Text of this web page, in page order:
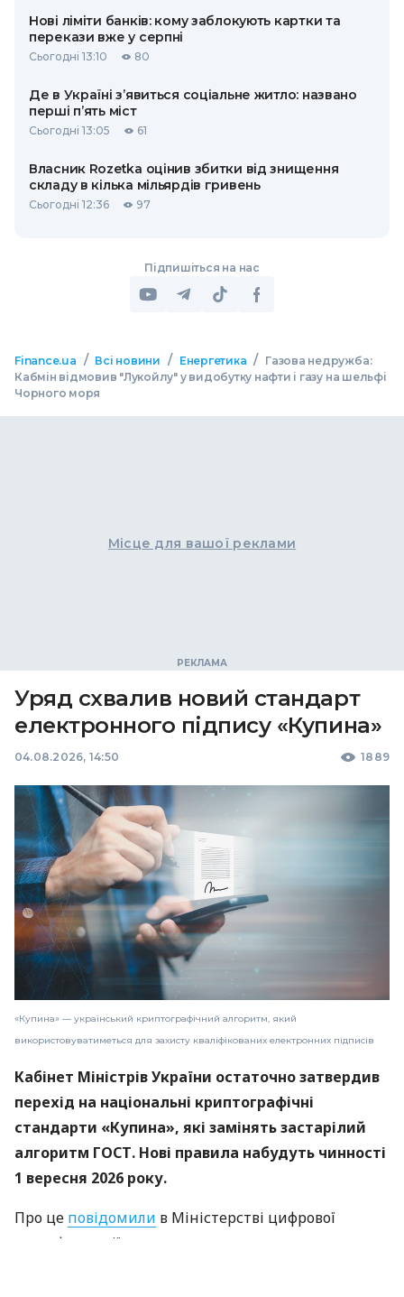
Нові ліміти банків: кому заблокують картки та
перекази вже у серпні
Сьогодні 13:10 80
Де в Україні з’явиться соціальне житло: названо
перші п’ять міст
Сьогодні 13:05 61
Власник Rozetka оцінив збитки від знищення
складу в кілька мільярдів гривень
Сьогодні 12:36 97
Підпишіться на нас
Finance.ua / Всі новини / Енергетика / Газова недружба:
Кабмін відмовив "Лукойлу" у видобутку нафти і газу на шельфі
Чорного моря
Місце для вашої реклами
Уряд схвалив новий стандарт
електронного підпису «Купина»
04.08.2026, 14:50 1889
«Купина» — український криптографічний алгоритм, який
використовуватиметься для захисту кваліфікованих електронних підписів
Кабінет Міністрів України остаточно затвердив
перехід на національні криптографічні
стандарти «Купина», які замінять застарілий
алгоритм ГОСТ. Нові правила набудуть чинності
1 вересня 2026 року.
Про це повідомили в Міністерстві цифрової
трансформації.